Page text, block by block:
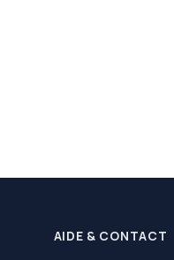
AIDE & CONTACT